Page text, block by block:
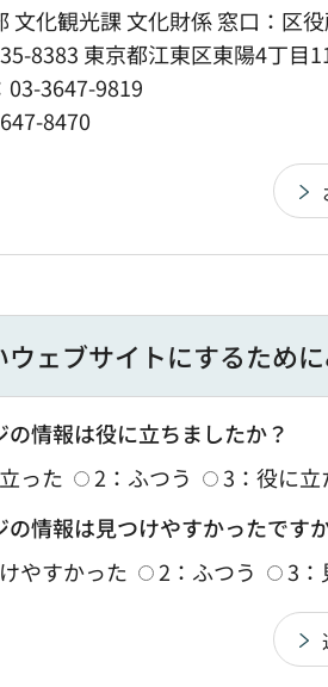
文化観光課 文化財係 窓口：区
8383 東京都江東区東陽4丁目
03-3647-9819
8470
ウェブサイトにするため
の情報は役に立ちましたか？
った
2：ふつう
3：役に
の情報は見つけやすかったです
やすかった
2：ふつう 3：